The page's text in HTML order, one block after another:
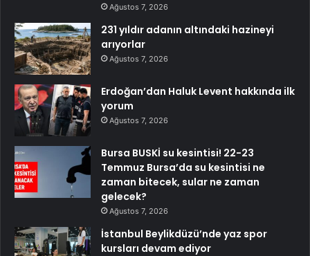
Ağustos 7, 2026
231 yıldır adanın altındaki hazineyi
arıyorlar
Ağustos 7, 2026
Erdoğan’dan Haluk Levent hakkında ilk
yorum
Ağustos 7, 2026
Bursa BUSKİ su kesintisi! 22-23
Temmuz Bursa’da su kesintisi ne
zaman bitecek, sular ne zaman
gelecek?
Ağustos 7, 2026
İstanbul Beylikdüzü’nde yaz spor
kursları devam ediyor